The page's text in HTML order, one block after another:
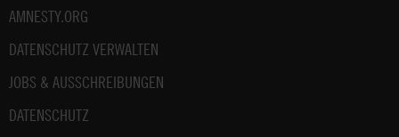
AMNESTY.ORG
DATENSCHUTZ VERWALTEN
JOBS & AUSSCHREIBUNGEN
DATENSCHUTZ